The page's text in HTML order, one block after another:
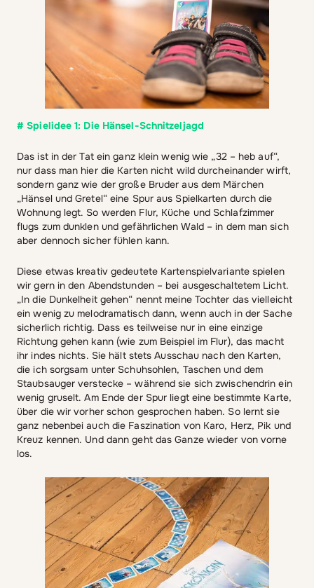
# Spielidee 1: Die Hänsel-Schnitzeljagd
Das ist in der Tat ein ganz klein wenig wie „32 – heb auf“,
nur dass man hier die Karten nicht wild durcheinander wirft,
sondern ganz wie der große Bruder aus dem Märchen
„Hänsel und Gretel“ eine Spur aus Spielkarten durch die
Wohnung legt. So werden Flur, Küche und Schlafzimmer
flugs zum dunklen und gefährlichen Wald – in dem man sich
aber dennoch sicher fühlen kann.
Diese etwas kreativ gedeutete Kartenspielvariante spielen
wir gern in den Abendstunden – bei ausgeschaltetem Licht.
„In die Dunkelheit gehen“ nennt meine Tochter das vielleicht
ein wenig zu melodramatisch dann, wenn auch in der Sache
sicherlich richtig. Dass es teilweise nur in eine einzige
Richtung gehen kann (wie zum Beispiel im Flur), das macht
ihr indes nichts. Sie hält stets Ausschau nach den Karten,
die ich sorgsam unter Schuhsohlen, Taschen und dem
Staubsauger verstecke – während sie sich zwischendrin ein
wenig gruselt. Am Ende der Spur liegt eine bestimmte Karte,
über die wir vorher schon gesprochen haben. So lernt sie
ganz nebenbei auch die Faszination von Karo, Herz, Pik und
Kreuz kennen. Und dann geht das Ganze wieder von vorne
los.